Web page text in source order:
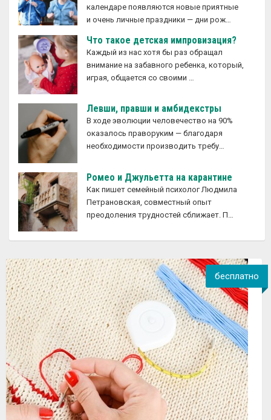
календаре появляются новые приятные
и очень личные праздники — дни рож…
Что такое детская импровизация?
Каждый из нас хотя бы раз обращал
внимание на забавного ребенка, который,
играя, общается со своими …
Левши, правши и амбидекстры
В ходе эволюции человечество на 90%
оказалось праворуким — благодаря
необходимости производить требу…
Ромео и Джульетта на карантине
Как пишет семейный психолог Людмила
Петрановская, совместный опыт
преодоления трудностей сближает. П…
бесплатно